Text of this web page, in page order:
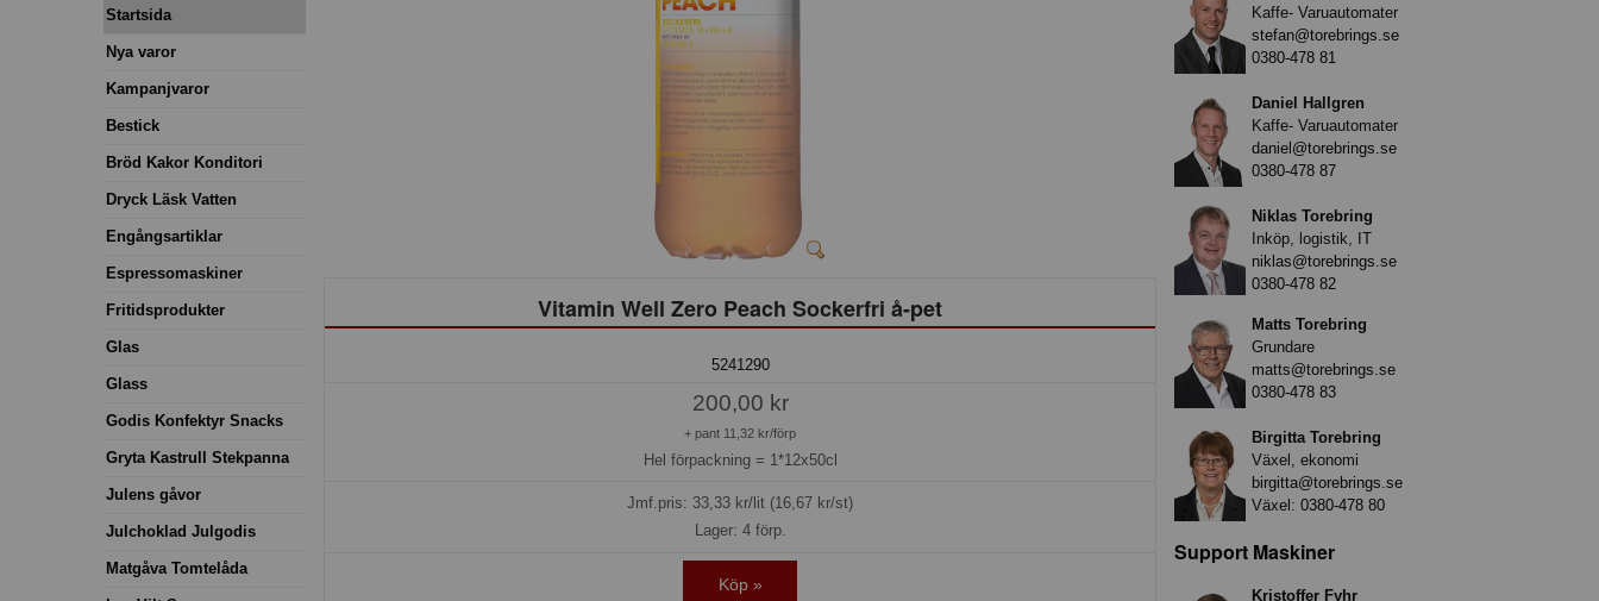
Startsida
Nya varor
Kampanjvaror
Bestick
Bröd Kakor Konditori
Dryck Läsk Vatten
Engångsartiklar
Espressomaskiner
Fritidsprodukter
Glas
Glass
Godis Konfektyr Snacks
Gryta Kastrull Stekpanna
Julens gåvor
Julchoklad Julgodis
Matgåva Tomtelåda
Vitamin Well Zero Peach Sockerfri å-pet
5241290
200,00 kr
+ pant 11,32 kr/förp
Hel förpackning = 1*12x50cl
Jmf.pris: 33,33 kr/lit (16,67 kr/st)
Lager: 4 förp.
Köp »
Kaffe- Varuautomater
stefan@torebrings.se
0380-478 81
Daniel Hallgren
Kaffe- Varuautomater
daniel@torebrings.se
0380-478 87
Niklas Torebring
Inköp, logistik, IT
niklas@torebrings.se
0380-478 82
Matts Torebring
Grundare
matts@torebrings.se
0380-478 83
Birgitta Torebring
Växel, ekonomi
birgitta@torebrings.se
Växel: 0380-478 80
Support Maskiner
Kristoffer Fyhr